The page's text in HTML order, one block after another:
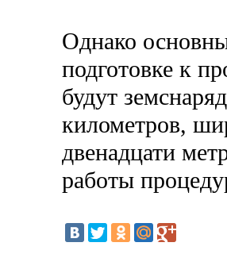
Однако
подготовке к
будут
километров,
двенадцати
работы